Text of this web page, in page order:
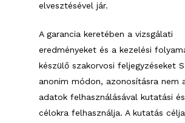
elvesztésével jár.
A garancia keretében a vizsgálati
eredményeket és a kezelési
készülő szakorvosi feljegyzéseket
anonim módon, azonosításra nem
adatok felhasználásával kutatási
célokra felhasználja. A kutatás